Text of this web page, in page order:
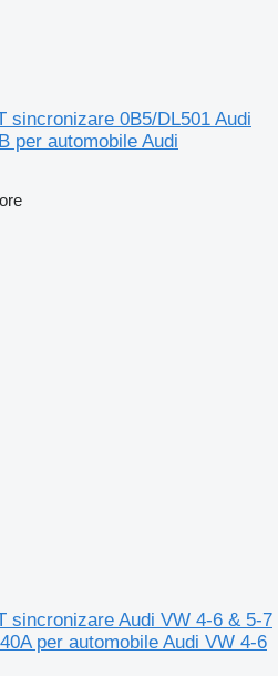
sincronizare 0B5/DL501 Audi
per automobile Audi
sincronizare Audi VW 4-6 & 5-7
per automobile Audi VW 4-6